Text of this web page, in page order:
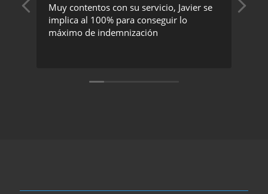
Muy contentos con su servicio, Javier se
implica al 100% para conseguir lo
máximo de indemnización